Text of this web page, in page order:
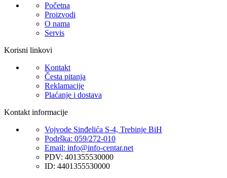
Početna
Proizvodi
O nama
Servis
Korisni linkovi
Kontakt
Česta pitanja
Reklamacije
Plaćanje i dostava
Kontakt informacije
Vojvode Sinđelića S-4, Trebinje BiH
Podrška: 059/272-010
Email: info@info-centar.net
PDV: 401355530000
ID: 4401355530000